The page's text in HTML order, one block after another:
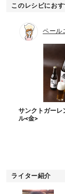
このレシピにお
ペール
サンクトガー
ル<金>
ライター紹介